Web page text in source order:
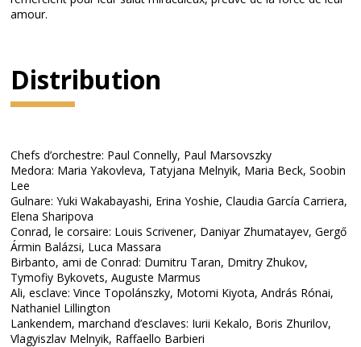
amour.
Distribution
Chefs d’orchestre: Paul Connelly, Paul Marsovszky
Medora: Maria Yakovleva, Tatyjana Melnyik, Maria Beck, Soobin
Lee
Gulnare: Yuki Wakabayashi, Erina Yoshie, Claudia García Carriera,
Elena Sharipova
Conrad, le corsaire: Louis Scrivener, Daniyar Zhumatayev, Gergő
Ármin Balázsi, Luca Massara
Birbanto, ami de Conrad: Dumitru Taran, Dmitry Zhukov,
Tymofiy Bykovets, Auguste Marmus
Ali, esclave: Vince Topolánszky, Motomi Kiyota, András Rónai,
Nathaniel Lillington
Lankendem, marchand d’esclaves: Iurii Kekalo, Boris Zhurilov,
Vlagyiszlav Melnyik, Raffaello Barbieri